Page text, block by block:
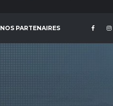
NOS PARTENAIRES